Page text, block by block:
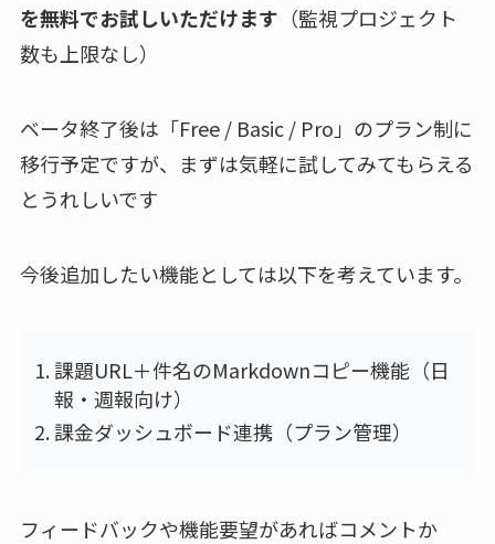
を無料でお試しいただけます （監視プロジェクト
数も上限なし）
ベータ終了後は「Free / Basic / Pro」のプラン制に
移行予定ですが、まずは気軽に試してみてもらえる
とうれしいです
今後追加したい機能としては以下を考えています。
課題URL＋件名のMarkdownコピー機能（日
報・週報向け）
課金ダッシュボード連携（プラン管理）
フィードバックや機能要望があればコメントか